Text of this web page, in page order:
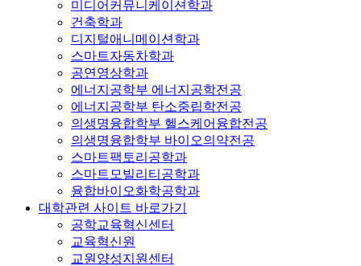
미디어커뮤니케이션학과
건축학과
디지털애니메이션학과
스마트자동차학과
공연영상학과
에너지공학부 에너지공학전공
에너지공학부 탄소중립학전공
의생명융합학부 헬스케어융합전공
의생명융합학부 바이오의약전공
스마트팩토리공학과
스마트모빌리티공학과
융합바이오화학공학과
대학관련 사이트 바로가기
공학교육혁신센터
교육혁신원
교원양성지원센터